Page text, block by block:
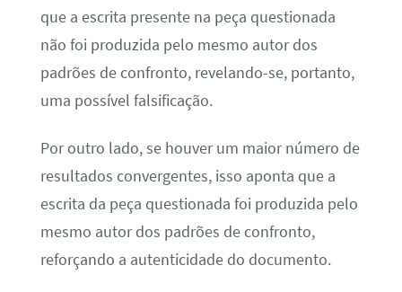
que a escrita presente na peça questionada
não foi produzida pelo mesmo autor dos
padrões de confronto, revelando-se, portanto,
uma possível falsificação.
Por outro lado, se houver um maior número de
resultados convergentes, isso aponta que a
escrita da peça questionada foi produzida pelo
mesmo autor dos padrões de confronto,
reforçando a autenticidade do documento.